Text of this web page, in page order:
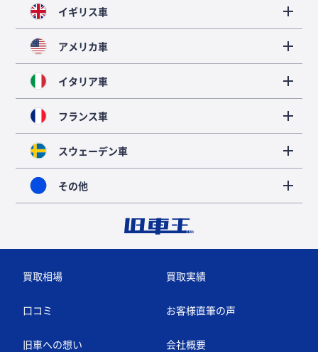
イギリス車
アメリカ車
イタリア車
フランス車
スウェーデン車
その他
買取相場 買取実績
口コミ お客様直筆の声
旧車への想い 会社概要